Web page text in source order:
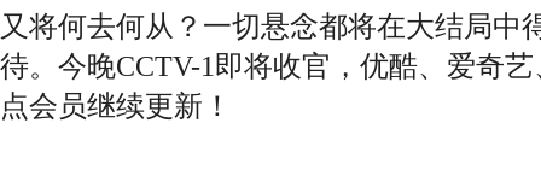
又将何去何从？ 一切悬念都将在大结局中
待。今晚CCTV-1即将收官，优酷、爱奇
点会员继续更新！